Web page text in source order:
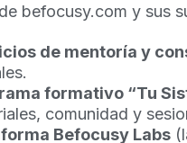
befocusy.com y sus
de mentoría y
formativo “Tu
comunidad y
Befocusy Labs